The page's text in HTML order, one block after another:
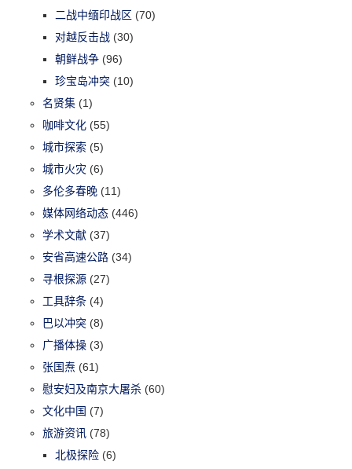
二战中缅印战区 (70)
对越反击战 (30)
朝鲜战争 (96)
珍宝岛冲突 (10)
名贤集 (1)
咖啡文化 (55)
城市探索 (5)
城市火灾 (6)
多伦多春晚 (11)
媒体网络动态 (446)
学术文献 (37)
安省高速公路 (34)
寻根探源 (27)
工具辞条 (4)
巴以冲突 (8)
广播体操 (3)
张国焘 (61)
慰安妇及南京大屠杀 (60)
文化中国 (7)
旅游资讯 (78)
北极探险 (6)